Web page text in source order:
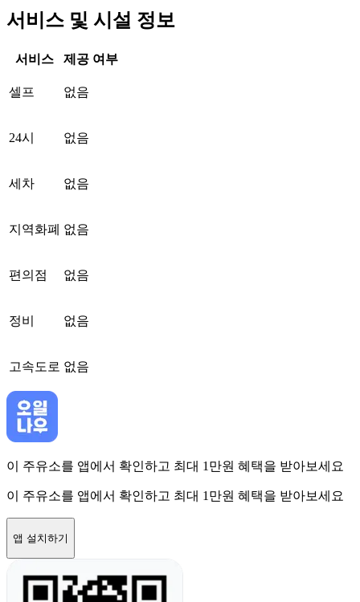
서비스 및 시설 정보
서비스 제공 여부
셀프 없음
24시 없음
세차 없음
지역화폐 없음
편의점 없음
정비 없음
고속도로 없음
이 주유소를 앱에서 확인하고 최대 1만원 혜택을 받아보세요
이 주유소를 앱에서 확인하고 최대 1만원 혜택을 받아보세요
앱 설치하기